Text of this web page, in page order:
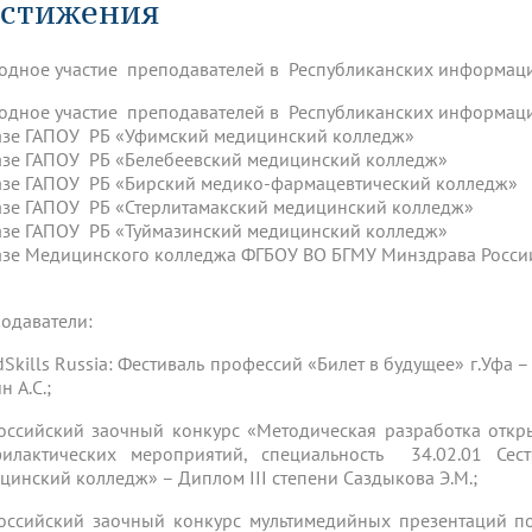
программа развития
граждан Фотогалерея
картой Реорганизация вуза
медицинский кластер
«Нижневолжский»
для студентов Я-профессионал
Социальная работа в системе
обучение
Инновационные
проекты
исследования и
ЛЭК
Аспирантура
мегагранта Полезные интернет-ссылки
университетов
Управление инновационной
деятельности
БГМУ Евразийский НОЦ
обучающихся БГМУ
БГМУ - ВУЗ здорового образа
90 лет Университету 85 лет
отделение «Движение
БГМУ
Альманах "Исторический
участие преподавателей в Республиканских
участие преподавателей в Республиканских
ГАПОУ РБ «Уфимский медицинский колледж»
ГАПОУ РБ «Белебеевский медицинский колледж»
ГАПОУ РБ «Бирский медико-фармацевтический колледж»
ГАПОУ РБ «Стерлитамакский медицинский колледж»
ГАПОУ РБ «Туймазинский медицинский колледж»
Медицинского колледжа ФГБОУ ВО БГМУ Минздрава
Russia: Фестиваль профессий «Билет в будущее» г.Уфа
А.С.;
заочный конкурс «Методическая разработка
мероприятий, специальность 34.02.01
колледж» – Диплом III степени Саздыкова Э.М.;
заочный конкурс мультимедийных презентаций